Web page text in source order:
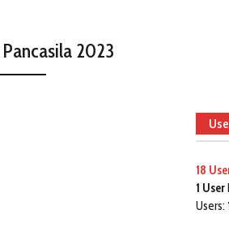
2023
18
1 User
Users: